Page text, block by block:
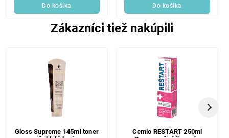
Do košíka Do košíka
Zákazníci tiež nakúpili
Gloss Supreme 145ml toner
Cemio RESTART 250ml